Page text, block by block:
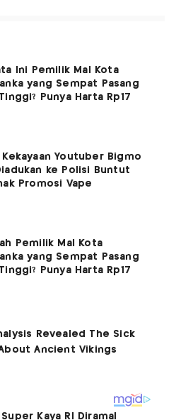
Ini Pemilik Mal Kota
yang Sempat Pasang
Punya Harta Rp17
Youtuber Bigmo
ke Polisi Buntut
Promosi Vape
Pemilik Mal Kota
yang Sempat Pasang
Punya Harta Rp17
Kaya RI Diramal